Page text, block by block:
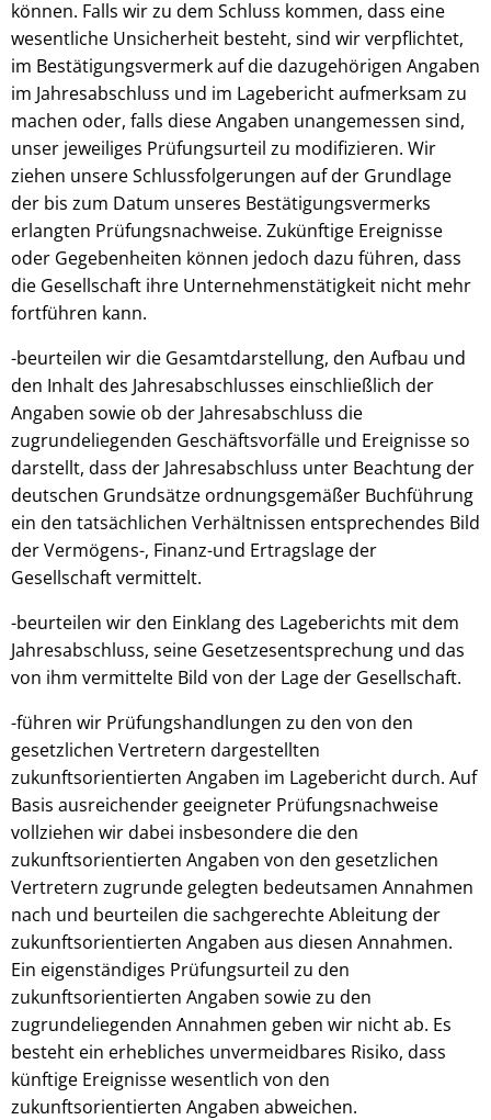
können. Falls wir zu dem Schluss kommen, dass eine
wesentliche Unsicherheit besteht, sind wir verpflichtet,
im Bestätigungsvermerk auf die dazugehörigen Angaben
im Jahresabschluss und im Lagebericht aufmerksam zu
machen oder, falls diese Angaben unangemessen sind,
unser jeweiliges Prüfungsurteil zu modifizieren. Wir
ziehen unsere Schlussfolgerungen auf der Grundlage
der bis zum Datum unseres Bestätigungsvermerks
erlangten Prüfungsnachweise. Zukünftige Ereignisse
oder Gegebenheiten können jedoch dazu führen, dass
die Gesellschaft ihre Unternehmenstätigkeit nicht mehr
fortführen kann.
-beurteilen wir die Gesamtdarstellung, den Aufbau und
den Inhalt des Jahresabschlusses einschließlich der
Angaben sowie ob der Jahresabschluss die
zugrundeliegenden Geschäftsvorfälle und Ereignisse so
darstellt, dass der Jahresabschluss unter Beachtung der
deutschen Grundsätze ordnungsgemäßer Buchführung
ein den tatsächlichen Verhältnissen entsprechendes Bild
der Vermögens-, Finanz-und Ertragslage der
Gesellschaft vermittelt.
-beurteilen wir den Einklang des Lageberichts mit dem
Jahresabschluss, seine Gesetzesentsprechung und das
von ihm vermittelte Bild von der Lage der Gesellschaft.
-führen wir Prüfungshandlungen zu den von den
gesetzlichen Vertretern dargestellten
zukunftsorientierten Angaben im Lagebericht durch. Auf
Basis ausreichender geeigneter Prüfungsnachweise
vollziehen wir dabei insbesondere die den
zukunftsorientierten Angaben von den gesetzlichen
Vertretern zugrunde gelegten bedeutsamen Annahmen
nach und beurteilen die sachgerechte Ableitung der
zukunftsorientierten Angaben aus diesen Annahmen.
Ein eigenständiges Prüfungsurteil zu den
zukunftsorientierten Angaben sowie zu den
zugrundeliegenden Annahmen geben wir nicht ab. Es
besteht ein erhebliches unvermeidbares Risiko, dass
künftige Ereignisse wesentlich von den
zukunftsorientierten Angaben abweichen.